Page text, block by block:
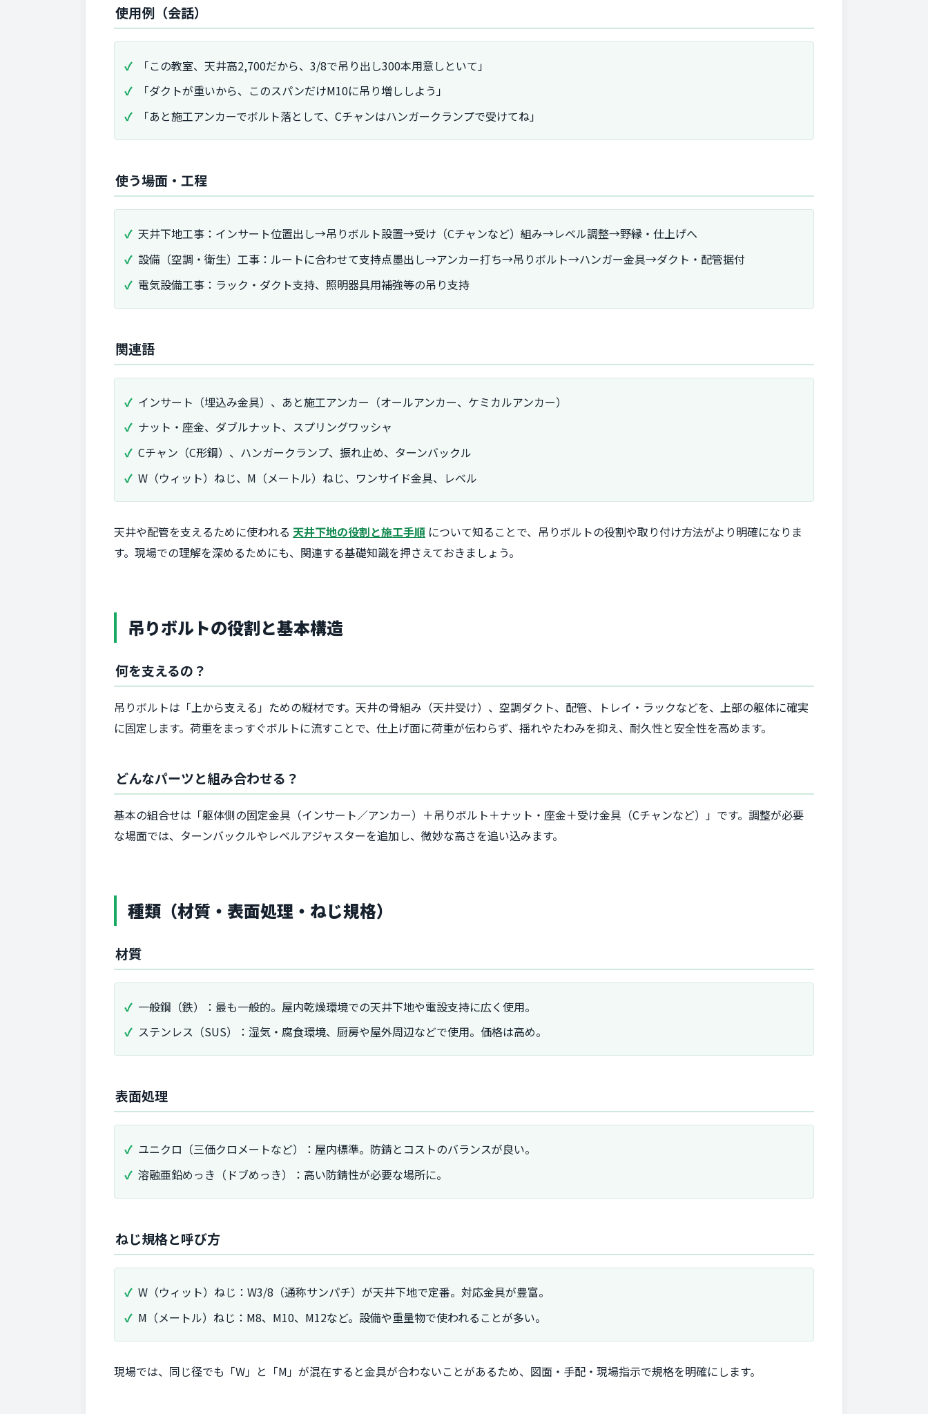
使用例（会話）
「この教室、天井高2,700だから、3/8で吊り出し300本用意しといて」
「ダクトが重いから、このスパンだけM10に吊り増ししよう」
「あと施工アンカーでボルト落として、Cチャンはハンガークランプで受けてね」
使う場面・工程
天井下地工事：インサート位置出し→吊りボルト設置→受け（Cチャンなど）組み→レベル調整→野縁・仕上げへ
設備（空調・衛生）工事：ルートに合わせて支持点墨出し→アンカー打ち→吊りボルト→ハンガー金具→ダクト・配管据付
電気設備工事：ラック・ダクト支持、照明器具用補強等の吊り支持
関連語
インサート（埋込み金具）、あと施工アンカー（オールアンカー、ケミカルアンカー）
ナット・座金、ダブルナット、スプリングワッシャ
Cチャン（C形鋼）、ハンガークランプ、振れ止め、ターンバックル
W（ウィット）ねじ、M（メートル）ねじ、ワンサイド金具、レベル
天井や配管を支えるために使われる 天井下地の役割と施工手順 について知ることで、吊りボルトの役割や取り付け方法がより明確になりま
す。現場での理解を深めるためにも、関連する基礎知識を押さえておきましょう。
吊りボルトの役割と基本構造
何を支えるの？
吊りボルトは「上から支える」ための縦材です。天井の骨組み（天井受け）、空調ダクト、配管、トレイ・ラックなどを、上部の躯体に確実
に固定します。荷重をまっすぐボルトに流すことで、仕上げ面に荷重が伝わらず、揺れやたわみを抑え、耐久性と安全性を高めます。
どんなパーツと組み合わせる？
基本の組合せは「躯体側の固定金具（インサート／アンカー）＋吊りボルト＋ナット・座金＋受け金具（Cチャンなど）」です。調整が必要
な場面では、ターンバックルやレベルアジャスターを追加し、微妙な高さを追い込みます。
種類（材質・表面処理・ねじ規格）
材質
一般鋼（鉄）：最も一般的。屋内乾燥環境での天井下地や電設支持に広く使用。
ステンレス（SUS）：湿気・腐食環境、厨房や屋外周辺などで使用。価格は高め。
表面処理
ユニクロ（三価クロメートなど）：屋内標準。防錆とコストのバランスが良い。
溶融亜鉛めっき（ドブめっき）：高い防錆性が必要な場所に。
ねじ規格と呼び方
W（ウィット）ねじ：W3/8（通称サンパチ）が天井下地で定番。対応金具が豊富。
M（メートル）ねじ：M8、M10、M12など。設備や重量物で使われることが多い。
現場では、同じ径でも「W」と「M」が混在すると金具が合わないことがあるため、図面・手配・現場指示で規格を明確にします。